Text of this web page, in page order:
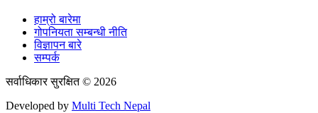
हाम्रो बारेमा
गोपनियता सम्बन्धी नीति
विज्ञापन बारे
सम्पर्क
सर्वाधिकार सुरक्षित © 2026
Developed by Multi Tech Nepal